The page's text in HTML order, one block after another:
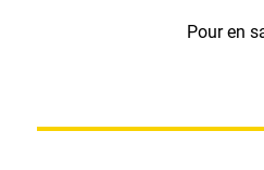
Pour en